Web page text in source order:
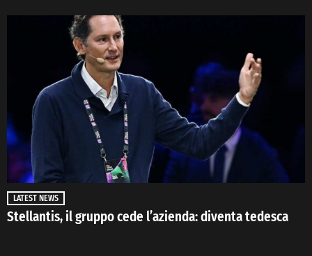
LATEST NEWS
Stellantis, il gruppo cede l’azienda: diventa tedesca